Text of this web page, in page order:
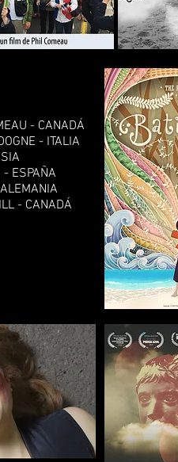
- CANADÁ
- ITALIA
- ESPAÑA
- CANADÁ